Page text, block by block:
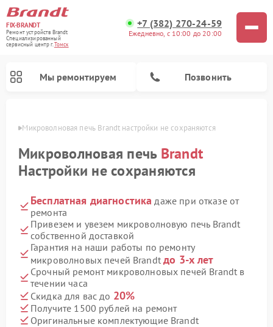
FIX-BRANDT
Ремонт устройств Brandt
Специализированный
cервисный центр г.Томск
+7 (382) 270-24-59
Ежедневно, с 10:00 до 20:00
Мы ремонтируем Позвонить
Микроволновая печь Brandt настройки не сохраняются
Микроволновая печь Brandt
Настройки не сохраняются
Бесплатная диагностика даже при отказе от
ремонта
Привезем и увезем микроволновую печь Brandt
собственной доставкой
Гарантия на наши работы по ремонту
микроволновых печей Brandtдо 3-х лет
Срочный ремонт микроволновых печей Brandt в
течении часа
Скидка для вас до 20%
Получите 1500 рублей на ремонт
Оригинальные комплектующие Brandt